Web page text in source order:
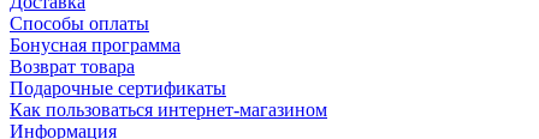
Способы оплаты
Бонусная программа
Возврат товара
Подарочные сертификаты
Как пользоваться интернет-магазином
Информация